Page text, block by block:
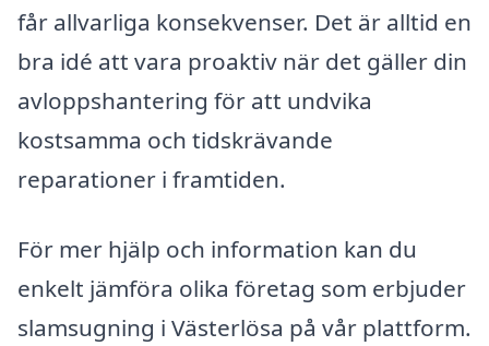
får allvarliga konsekvenser. Det är alltid en
bra idé att vara proaktiv när det gäller din
avloppshantering för att undvika
kostsamma och tidskrävande
reparationer i framtiden.
För mer hjälp och information kan du
enkelt jämföra olika företag som erbjuder
slamsugning i Västerlösa på vår plattform.